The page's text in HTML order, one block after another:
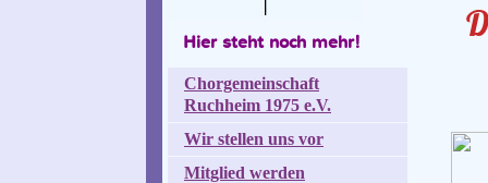
Hier steht noch mehr!
Chorgemeinschaft
Ruchheim 1975 e.V.
Wir stellen uns vor
Mitglied werden